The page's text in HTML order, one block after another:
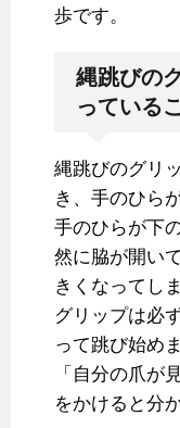
歩です。
縄跳びの
っている
縄跳びのグリ
き、手のひら
手のひらが下
然に脇が開い
きくなってし
グリップは必
って跳び始め
「自分の爪が
をかけると分